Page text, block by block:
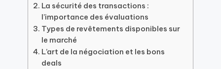
La sécurité des transactions :
l’importance des évaluations
Types de revêtements disponibles sur
le marché
L’art de la négociation et les bons
deals